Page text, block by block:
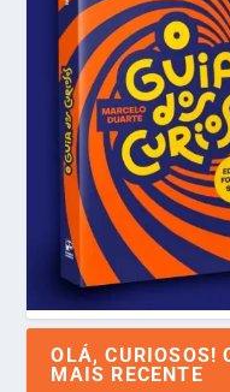
OLÁ, CURIOSOS!
MAIS RECENTE